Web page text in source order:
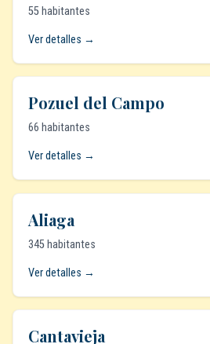
55 habitantes
Ver detalles →
Pozuel del Campo
66 habitantes
Ver detalles →
Aliaga
345 habitantes
Ver detalles →
Cantavieja